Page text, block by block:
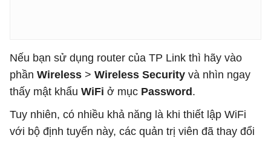
Nếu bạn sử dụng router của TP Link thì hãy vào
phần Wireless > Wireless Security và nhìn ngay
thấy mật khẩu WiFi ở mục Password .
Tuy nhiên, có nhiều khả năng là khi thiết lập WiFi
với bộ định tuyến này, các quản trị viên đã thay đổi